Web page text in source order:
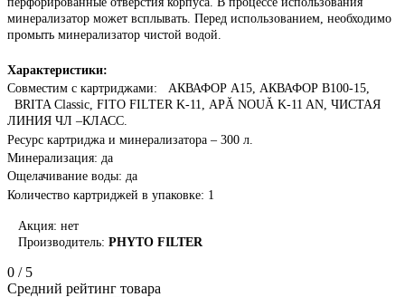
минерализатор может всплывать. Перед использованием, необходимо
промыть минерализатор чистой водой.
Характеристики:
Совместим с картриджами:
АКВАФОР A15, АКВАФОР B100-15,
BRITA Classic, FITO FILTER K-11, APĂ NOUĂ K-11 AN, ЧИСТАЯ
ЛИНИЯ ЧЛ –КЛАСС.
Ресурс картриджа и минерализатора – 300 л.
Минерализация: да
Ощелачивание воды: да
Количество картриджей в упаковке: 1
Акция: нет
Производитель: PHYTO FILTER
0 / 5
Средний рейтинг товара